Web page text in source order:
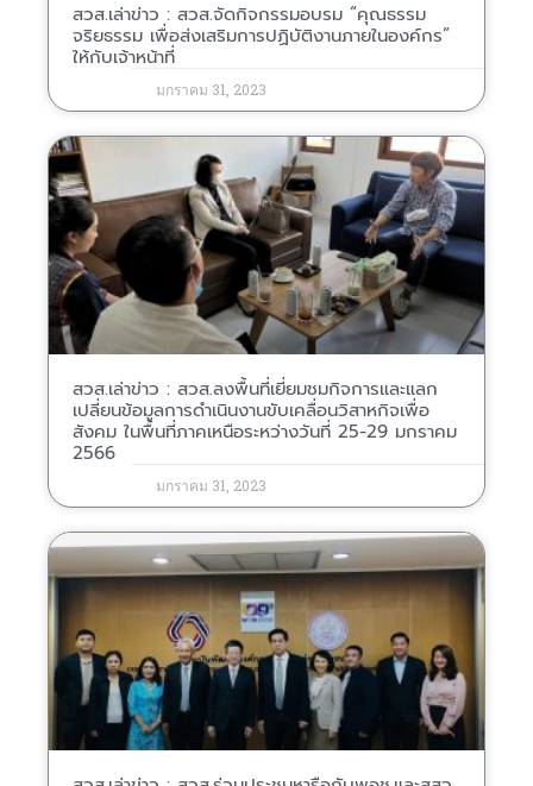
สวส.เล่าข่าว : สวส.จัดกิจกรรมอบรม “คุณธรรม
จริยธรรม เพื่อส่งเสริมการปฏิบัติงานภายในองค์กร”
ให้กับเจ้าหน้าที่
มกราคม 31, 2023
สวส.เล่าข่าว : สวส.ลงพื้นที่เยี่ยมชมกิจการและแลก
เปลี่ยนข้อมูลการดำเนินงานขับเคลื่อนวิสาหกิจเพื่อ
สังคม ในพื้นที่ภาคเหนือระหว่างวันที่ 25-29 มกราคม
2566
มกราคม 31, 2023